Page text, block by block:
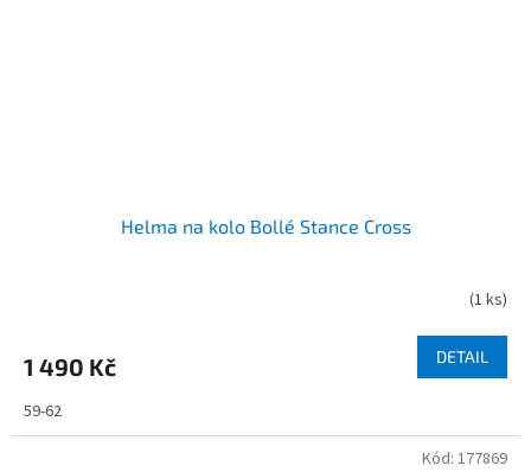
Helma na kolo Bollé Stance Cross
(1 ks)
1 490 Kč DETAIL
59-62
Kód: 177869